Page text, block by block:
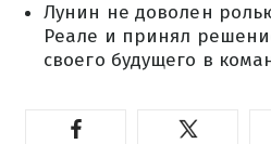
Лунин не доволен
Реале и принял
своего будущего в